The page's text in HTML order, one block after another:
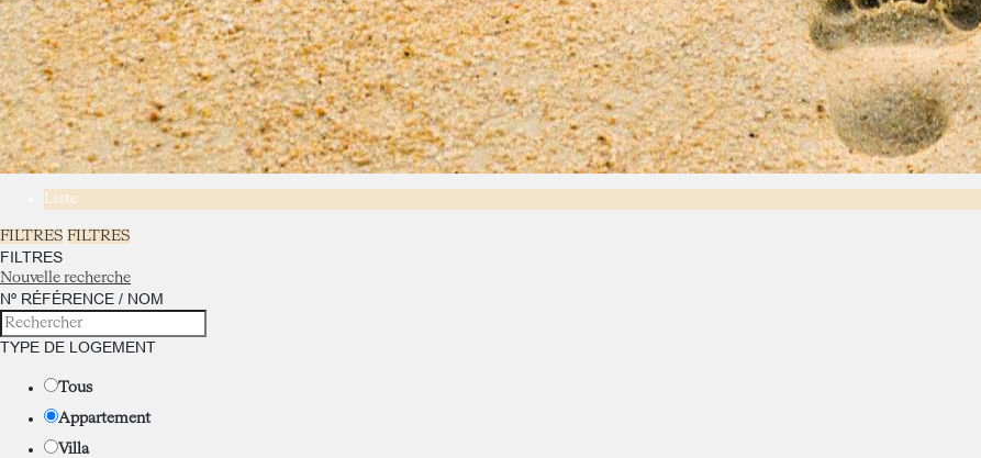
Liste
FILTRES FILTRES
FILTRES
Nouvelle recherche
Nº RÉFÉRENCE / NOM
TYPE DE LOGEMENT
Tous
Appartement
Villa